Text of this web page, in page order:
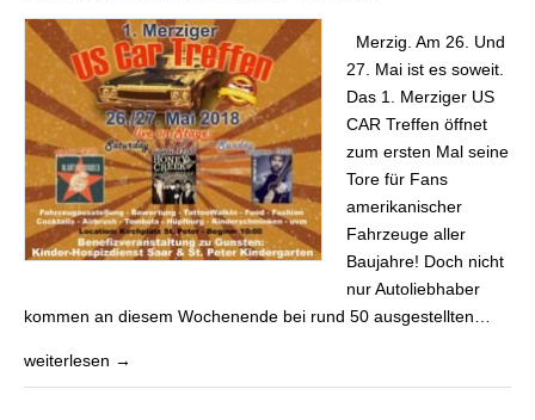
Merzig. Am 26. Und
27. Mai ist es soweit.
Das 1. Merziger US
CAR Treffen öffnet
zum ersten Mal seine
Tore für Fans
amerikanischer
Fahrzeuge aller
Baujahre! Doch nicht
nur Autoliebhaber
kommen an diesem Wochenende bei rund 50 ausgestellten…
weiterlesen →